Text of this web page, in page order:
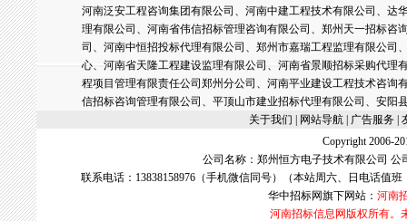
河南泛安工程咨询集团有限公司、河南中建工程技术有限公司、
理有限公司、河南省伟信招标管理咨询有限公司、郑州天一招标
司、河南中恒招投标代理有限公司、郑州市嘉瑞工程监理有限公
心、河南省天隆工程建设监理有限公司、河南省景顺招标采购代
程项目管理有限责任公司郑州分公司、河南平业建设工程技术咨
信招标咨询管理有限公司、平顶山市建业招标代理有限公司、安阳
关于我们 | 网站导航 | 广告服务 |
Copyright 2006-
公司名称：郑州恒方电子技术有限公司
联系电话：13838158976（手机微信同号）（本站周六、日电话值
华中招标网旗下网站： 河南
河南招标信息网版权所有。